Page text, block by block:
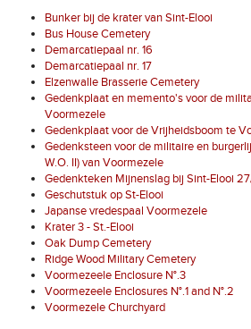
Bunker bij de krater van Sint-Elooi
Bus House Cemetery
Demarcatiepaal nr. 16
Demarcatiepaal nr. 17
Elzenwalle Brasserie Cemetery
Gedenkplaat en memento's voor de
Voormezele
Gedenkplaat voor de Vrijheidsboom te
Gedenksteen voor de militaire en
W.O. II) van Voormezele
Gedenkteken Mijnenslag bij Sint-Elooi
Geschutstuk op St-Elooi
Japanse vredespaal Voormezele
Krater 3 - St.-Elooi
Oak Dump Cemetery
Ridge Wood Military Cemetery
Voormezeele Enclosure N°.3
Voormezeele Enclosures N°.1 and N°.2
Voormezele Churchyard